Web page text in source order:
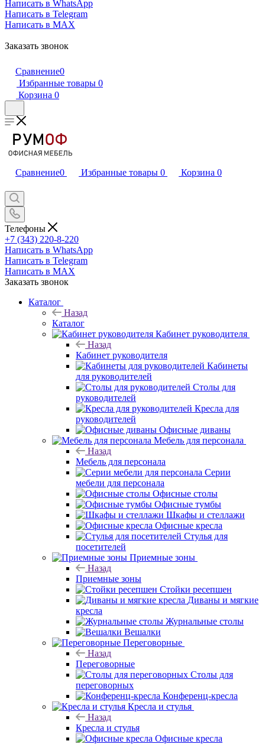
Написать в WhatsApp
Написать в Telegram
Написать в MAX
Заказать звонок
Сравнение0
Избранные товары 0
Корзина 0
Сравнение0 Избранные товары 0 Корзина 0
Телефоны
+7 (343) 220-8-220
Написать в WhatsApp
Написать в Telegram
Написать в MAX
Заказать звонок
Каталог
Назад
Каталог
Кабинет руководителя
Назад
Кабинет руководителя
Кабинеты
для руководителей
Столы для
руководителей
Кресла для
руководителей
Офисные диваны
Мебель для персонала
Назад
Мебель для персонала
Серии
мебели для персонала
Офисные столы
Офисные тумбы
Шкафы и стеллажи
Офисные кресла
Стулья для
посетителей
Приемные зоны
Назад
Приемные зоны
Стойки ресепшен
Диваны и мягкие
кресла
Журнальные столы
Вешалки
Переговорные
Назад
Переговорные
Столы для
переговорных
Конференц-кресла
Кресла и стулья
Назад
Кресла и стулья
Офисные кресла